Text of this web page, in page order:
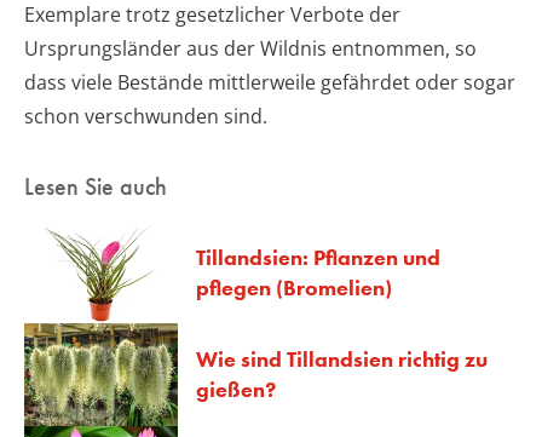
Exemplare trotz gesetzlicher Verbote der
Ursprungsländer aus der Wildnis entnommen, so
dass viele Bestände mittlerweile gefährdet oder sogar
schon verschwunden sind.
Lesen Sie auch
Tillandsien: Pflanzen und
pflegen (Bromelien)
Wie sind Tillandsien richtig zu
gießen?